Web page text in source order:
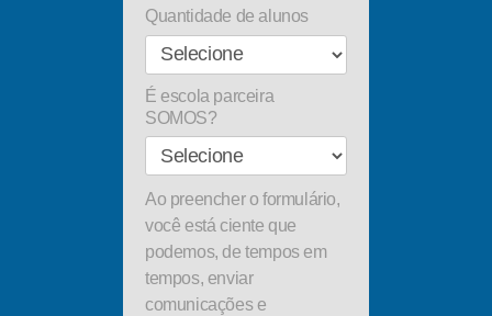
Quantidade de alunos
É escola parceira
SOMOS?
Ao preencher o formulário,
você está ciente que
podemos, de tempos em
tempos, enviar
comunicações e